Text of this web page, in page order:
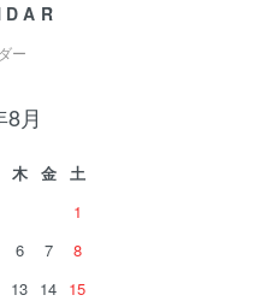
ー
月
木 金
土
1
6 7
8
13 14 15